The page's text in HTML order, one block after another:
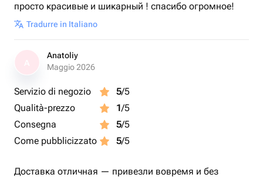
просто красивые и шикарный ! спасибо огромное!
Tradurre in Italiano
Anatoliy
Maggio 2026
Servizio di negozio 5/5
Qualità-prezzo
1/5
Consegna
5/5
Come pubblicizzato
5/5
Доставка отличная — привезли вовремя и без